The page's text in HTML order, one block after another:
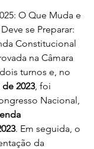
O Que Muda e
se Preparar:
Constitucional
na Câmara
turnos e, no
2023, foi
Nacional,
. Em seguida, o
da